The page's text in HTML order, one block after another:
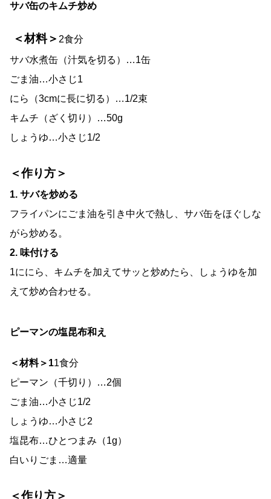
サバ缶のキムチ炒め
＜材料＞ 2食分
サバ水煮缶（汁気を切る）…1缶
ごま油…小さじ1
にら（3cmに長に切る）…1/2束
キムチ（ざく切り）…50g
しょうゆ…小さじ1/2
＜作り方＞
1. サバを炒める
フライパンにごま油を引き中火で熱し、サバ缶をほぐしな
がら炒める。
2. 味付ける
1ににら、キムチを加えてサッと炒めたら、しょうゆを加
えて炒め合わせる。
ピーマンの塩昆布和え
＜材料＞11食分
ピーマン（千切り）…2個
ごま油…小さじ1/2
しょうゆ…小さじ2
塩昆布…ひとつまみ（1g）
白いりごま…適量
＜作り方＞